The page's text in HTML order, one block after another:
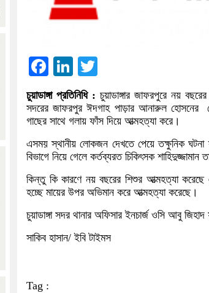
Facebook
LinkedIn
চুয়াডাঙ্গা প্রতিনিধি : চুয়াডাঙ্গার জাফরপুরে নয়
সদরের জাফরপুর ঈদগাহ পাড়ার আনারুল হোসনের
গাছের সাথে গলায় ফাঁস দিয়ে আত্মহত্যা করে।
এসময় স্থানীয় লোকজন দেখতে পেয়ে তক্ষুনিক ঘটনা
বিভাগে নিয়ে গেলে কর্তব্যরত চিকিৎসক
কিন্তু কি কারণে নয় বছরের শিশুর আত্মহত্যা
হচ্ছে মায়ের উপর অভিমান করে আত্মহত্যা করেছে।
চুয়াডাঙ্গা সদর থানার অফিসার ইনচার্জ ওসি আবু
সাকিব হাসান/ ইবি টাইমস
Tag :